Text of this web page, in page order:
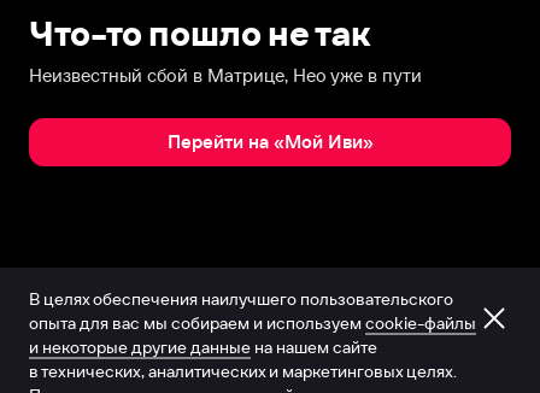
Что-то пошло не так
Неизвестный сбой в Матрице, Нео уже в пути
Перейти на «Мой Иви»
В целях обеспечения наилучшего пользовательского
опыта для вас мы собираем и используем cookie-файлы
и некоторые другие данные на нашем сайте
в технических, аналитических и маркетинговых целях.